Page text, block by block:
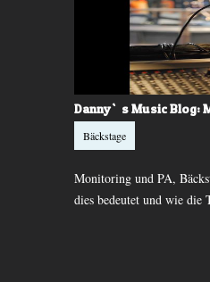
Danny`s Music Blog:
Bäckstage
Monitoring und PA,
dies bedeutet und wie